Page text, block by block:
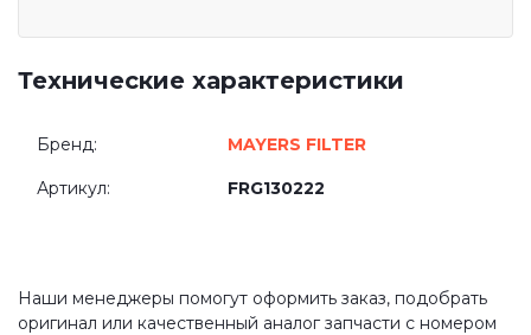
Технические характеристики
Бренд: MAYERS FILTER
Артикул: FRG130222
Наши менеджеры помогут оформить заказ, подобрать
оригинал или качественный аналог запчасти с номером